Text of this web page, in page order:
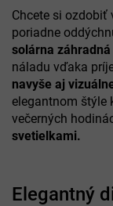
Chcete si ozdobiť
poriadne
solárna
náladu vďaka
navyše aj
elegantnom štýle
večerných
svetielkami.
Elegantný